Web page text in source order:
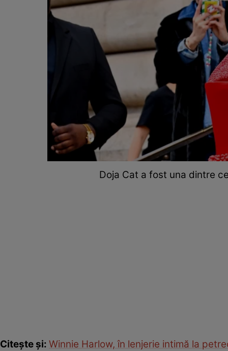
Doja Cat a fost una dintre
Citește și: Winnie Harlow, în lenjerie intimă la